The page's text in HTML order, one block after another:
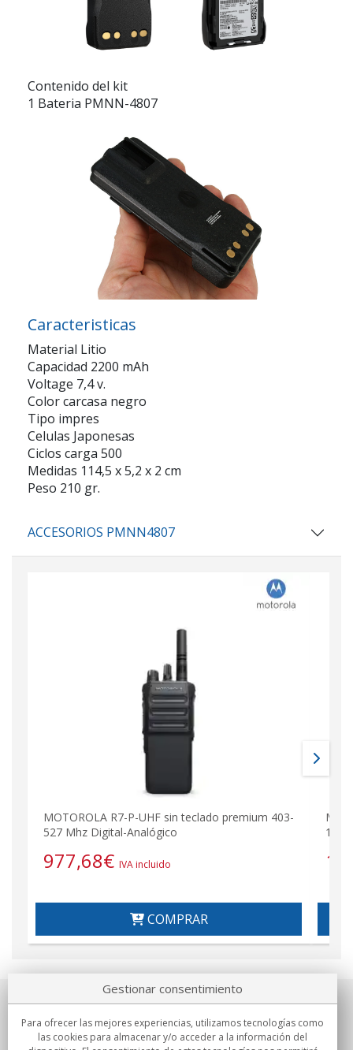
Contenido del kit
1 Bateria PMNN-4807
Caracteristicas
Material Litio
Capacidad 2200 mAh
Voltage 7,4 v.
Color carcasa negro
Tipo impres
Celulas Japonesas
Ciclos carga 500
Medidas 114,5 x 5,2 x 2 cm
Peso 210 gr.
ACCESORIOS PMNN4807
MOTOROLA R7-P-UHF sin teclado premium 403-
527 Mhz Digital-Analógico
977,68€ IVA incluido
COMPRAR
136-
Sobre nosotros
Gestionar consentimiento
Para ofrecer las mejores experiencias, utilizamos tecnologías como
las cookies para almacenar y/o acceder a la información del